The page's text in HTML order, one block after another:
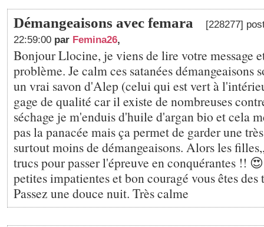
Démangeaisons avec femara
[228277]
22:59:00 par Femina26,
Bonjour Llocine, je viens de lire votre message
problème. Je calm ces satanées démangeaisons
un vrai savon d'Alep (celui qui est vert à
gage de qualité car il existe de nombreuses
séchage je m'enduis d'huile d'argan bio et cela
pas la panacée mais ça permet de garder une
surtout moins de démangeaisons. Alors les
trucs pour passer l'épreuve en conquérantes !!
petites impatientes et bon couragé vous êtes des
Passez une douce nuit. Très calme